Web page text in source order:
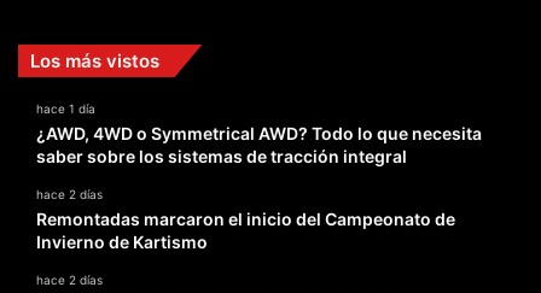
Los más vistos
hace 1 día
¿AWD, 4WD o Symmetrical AWD? Todo lo que necesita
saber sobre los sistemas de tracción integral
hace 2 días
Remontadas marcaron el inicio del Campeonato de
Invierno de Kartismo
hace 2 días